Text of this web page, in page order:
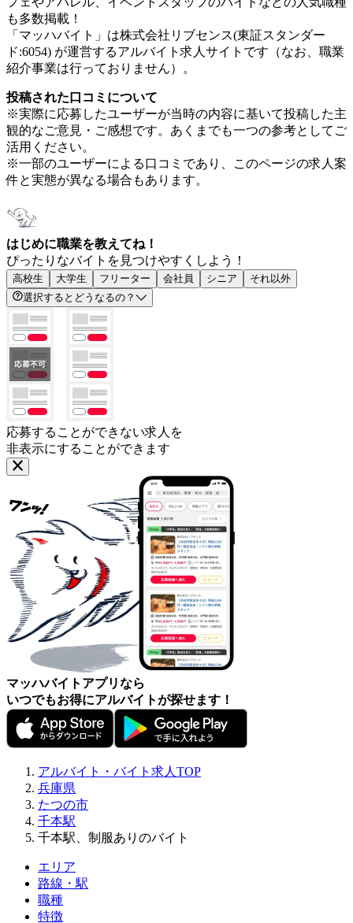
も多数掲載！
「マッハバイト」は株式会社リブセンス(東証スタンダー
ド:6054) が運営するアルバイト求人サイトです（なお、職業
紹介事業は行っておりません）。
投稿された口コミについて
※実際に応募したユーザーが当時の内容に基いて投稿した主
観的なご意見・ご感想です。あくまでも一つの参考としてご
活用ください。
※一部のユーザーによる口コミであり、このページの求人案
件と実態が異なる場合もあります。
はじめに職業を教えてね！
ぴったりなバイトを見つけやすくしよう！
高校生 大学生 フリーター 会社員 シニア
それ以外
選択するとどうなるの？
応募することができない求人を
非表示にすることができます
マッハバイトアプリなら
いつでもお得にアルバイトが探せます！
アルバイト・バイト求人TOP
兵庫県
たつの市
千本駅
千本駅、制服ありのバイト
エリア
路線・駅
職種
特徴